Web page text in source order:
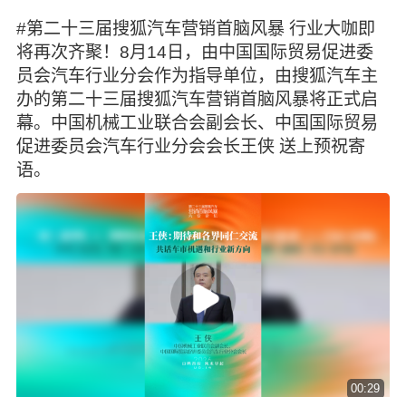
#第二十三届搜狐汽车营销首脑风暴 行业大咖即
将再次齐聚！8月14日，由中国国际贸易促进委
员会汽车行业分会作为指导单位，由搜狐汽车主
办的第二十三届搜狐汽车营销首脑风暴将正式启
幕。中国机械工业联合会副会长、中国国际贸易
促进委员会汽车行业分会会长王侠 送上预祝寄
语。
00:29